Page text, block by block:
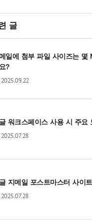
글
일에 첨부 파일 사이즈는 몇
?
2025.09.22
워크스페이스 사용 시 주요
2025.07.28
지메일 포스트마스터 사이
2025.07.28